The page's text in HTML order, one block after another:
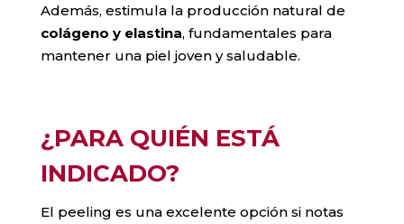
Además, estimula la producción natural de
colágeno y elastina, fundamentales para
mantener una piel joven y saludable.
¿PARA QUIÉN ESTÁ
INDICADO?
El peeling es una excelente opción si notas